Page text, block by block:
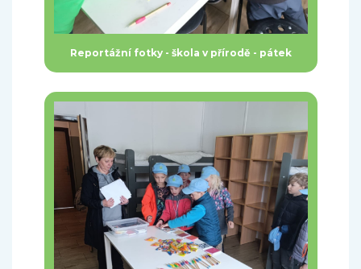
Reportážní fotky - škola v přírodě - pátek